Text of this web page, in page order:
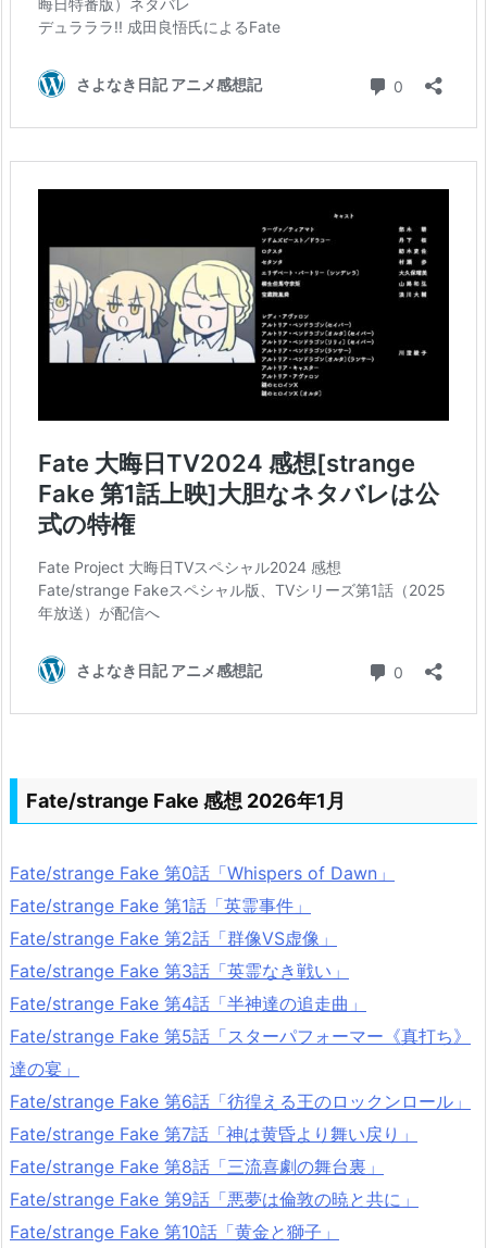
Fate/strange Fake 感想 2026年1月
Fate/strange Fake 第0話「Whispers of Dawn」
Fate/strange Fake 第1話「英霊事件」
Fate/strange Fake 第2話「群像VS虚像」
Fate/strange Fake 第3話「英霊なき戦い」
Fate/strange Fake 第4話「半神達の追走曲」
Fate/strange Fake 第5話「スターパフォーマー《真打ち》
達の宴」
Fate/strange Fake 第6話「彷徨える王のロックンロール」
Fate/strange Fake 第7話「神は黄昏より舞い戻り」
Fate/strange Fake 第8話「三流喜劇の舞台裏」
Fate/strange Fake 第9話「悪夢は倫敦の暁と共に」
Fate/strange Fake 第10話「黄金と獅子」